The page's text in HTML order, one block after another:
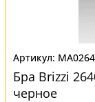
Бра Brizzi
черное